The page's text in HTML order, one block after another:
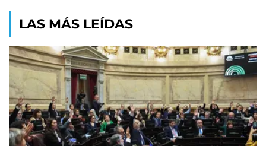
LAS MÁS LEÍDAS